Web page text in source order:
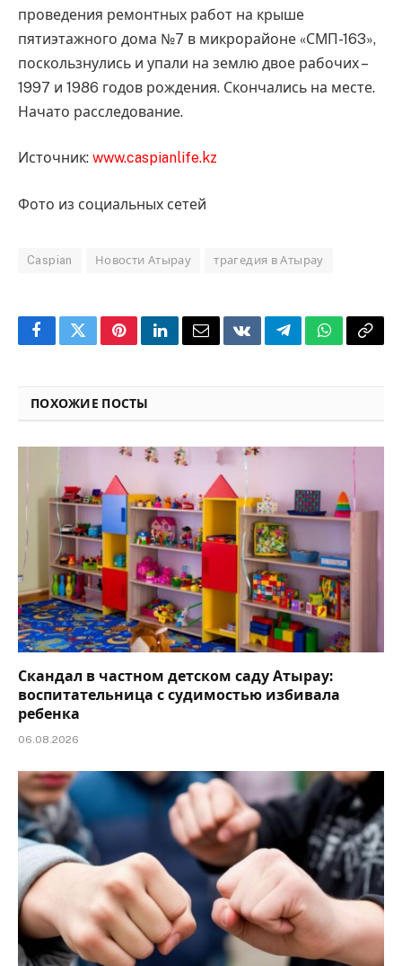
проведения ремонтных работ на крыше
пятиэтажного дома №7 в микрорайоне «СМП-163»,
поскользнулись и упали на землю двое рабочих –
1997 и 1986 годов рождения. Скончались на месте.
Начато расследование.
Источник: www.caspianlife.kz
Фото из социальных сетей
Caspian Новости Атырау трагедия в Атырау
FacebookTwitterPinterestLinkedInEmailVKontakteTelegramWhatsApp
Copy
ПОХОЖИЕ ПОСТЫ
Скандал в частном детском саду Атырау:
воспитательница с судимостью избивала
ребенка
06.08.2026